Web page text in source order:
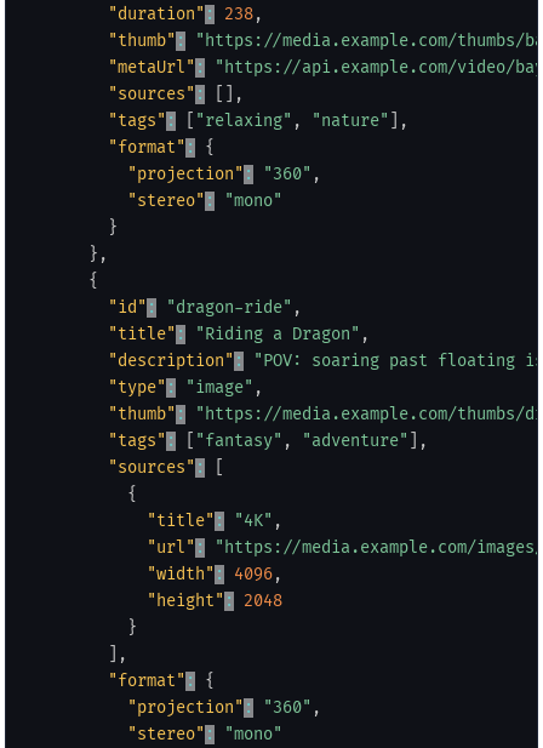
"duration" : 238,
"thumb" :
"https://media.example.com/thumbs/
"metaUrl" :
"https://api.example.com/video/
"sources" :
,
"tags" : "relaxing" , "nature"
,
"format" :
{
"projection" : "360" ,
"stereo" :
"mono"
}
} ,
{
"id" : "dragon-ride" ,
"title" : "Riding a Dragon" ,
"description" :
"POV: soaring past floating
"type" : "image" ,
"thumb" :
"https://media.example.com/thumbs/
"tags" : "fantasy" , "adventure"
,
"sources" :
{
"title" : "4K" ,
"url" :
"https://media.example.com/
"width" : 4096,
"height" :
2048
}
,
"format" :
{
"projection" : "360" ,
"stereo" :
"mono"